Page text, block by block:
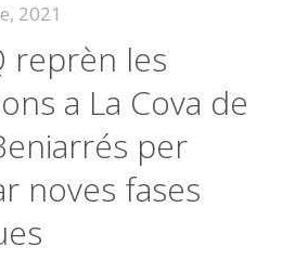
2021
reprèn les
a La Cova de
per
noves fases